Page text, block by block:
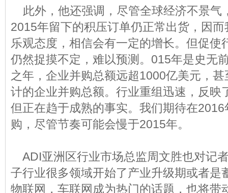
此外，他还强调，尽管全球经济不景气
2015年留下的积压订单仍正常出货，因
乐观态度，相信会有一定的增长。但促使
仍然捉摸不定，难以预测。015年是史无
之年，企业并购总额远超1000亿美元，
计的企业并购总额。行业重组迅速，反映
但正在趋于成熟的事实。我们期待在
购，尽管节奏可能会慢于2015年。
ADI亚洲区行业市场总监周文胜也对记
子行业很多领域开始了产业升级期或者是
物联网，车联网成为热门的话题，也将带